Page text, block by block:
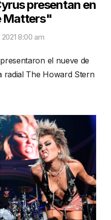
presentan en
Matters"
8:00 am
el nueve de
radial The Howard Stern